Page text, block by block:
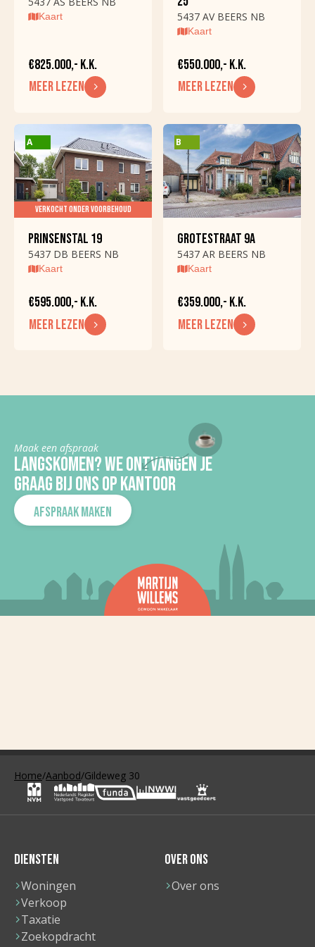
Garage capaciteit
DAK
Dak soort
Zadeldak
OVERIG
Permanente
bewoning
Ja
Recreatie woning
Onderhoud binnen
Huidig gebruik
Gemeente
Cuijk
Sectie
P
Perceelnummer
Kaart
€825.000,- K.K.
MEER LEZEN
5437 AV BEERS NB
Kaart
€550.000,- K.K.
MEER LEZEN
VERKOCHT ONDER VOORBEHOUD
A
PRINSENSTAL 19
5437 DB BEERS NB
Kaart
€595.000,- K.K.
MEER LEZEN
B
GROTESTRAAT 9A
5437 AR BEERS NB
Kaart
€359.000,- K.K.
MEER LEZEN
Maak een afspraak
LANGSKOMEN? WE ONTVANGEN JE
GRAAG BIJ ONS OP KANTOOR
AFSPRAAK MAKEN
Home/Aanbod/Gildeweg 30
DIENSTEN
Woningen
Verkoop
Taxatie
Zoekopdracht
OVER ONS
Over ons